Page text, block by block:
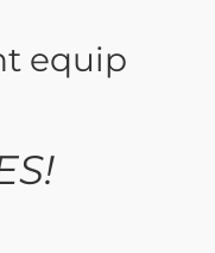
equip